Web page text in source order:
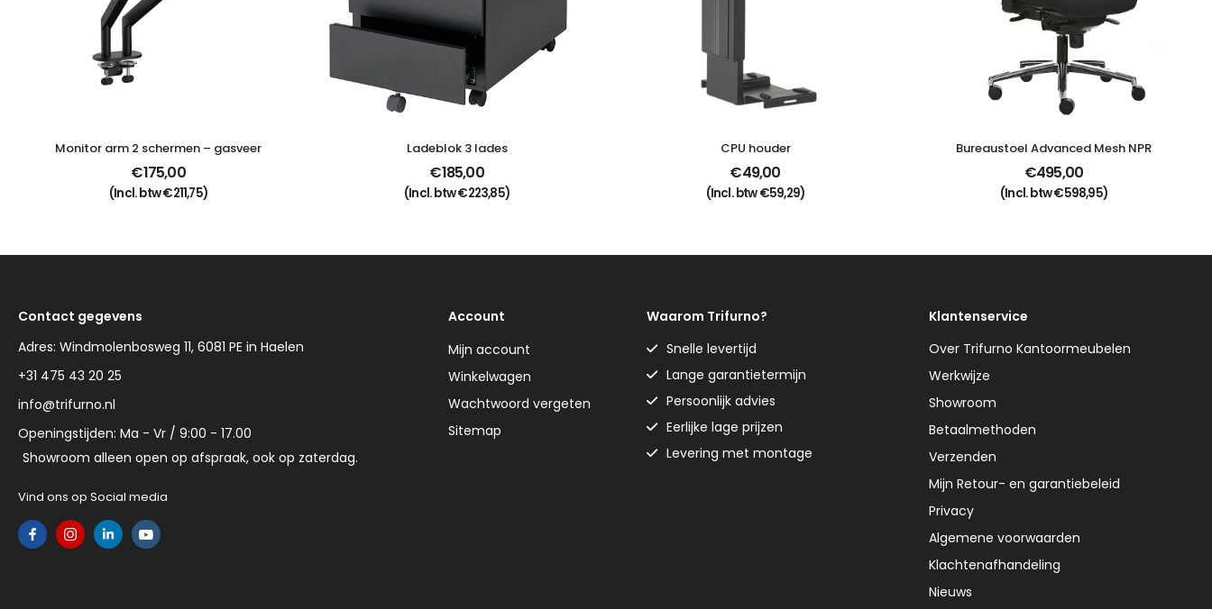
Monitor arm 2 schermen – gasveer
€175,00
(Incl. btw€211,75)
Ladeblok 3 lades
€185,00
(Incl. btw€223,85)
CPU houder
€49,00
(Incl. btw€59,29)
Bureaustoel Advanced Mesh NPR
€495,00
(Incl. btw€598,95)
Contact gegevens
Adres: Windmolenbosweg 11, 6081 PE in Haelen
+31 475 43 20 25
info@trifurno.nl
Openingstijden: Ma - Vr / 9:00 - 17.00
Showroom alleen open op afspraak, ook op zaterdag.
Vind ons op Social media
Account
Mijn account
Winkelwagen
Wachtwoord vergeten
Sitemap
Waarom Trifurno?
Snelle levertijd
Lange garantietermijn
Persoonlijk advies
Eerlijke lage prijzen
Levering met montage
Klantenservice
Over Trifurno Kantoormeubelen
Werkwijze
Showroom
Betaalmethoden
Verzenden
Mijn Retour- en garantiebeleid
Privacy
Algemene voorwaarden
Klachtenafhandeling
Nieuws